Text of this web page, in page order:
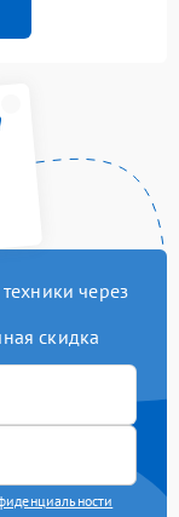
через
скидка